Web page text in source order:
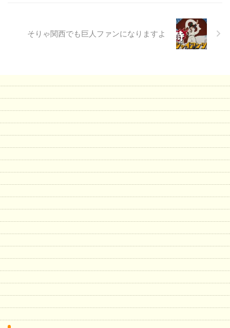
そりゃ関西でも巨人ファンになりますよ